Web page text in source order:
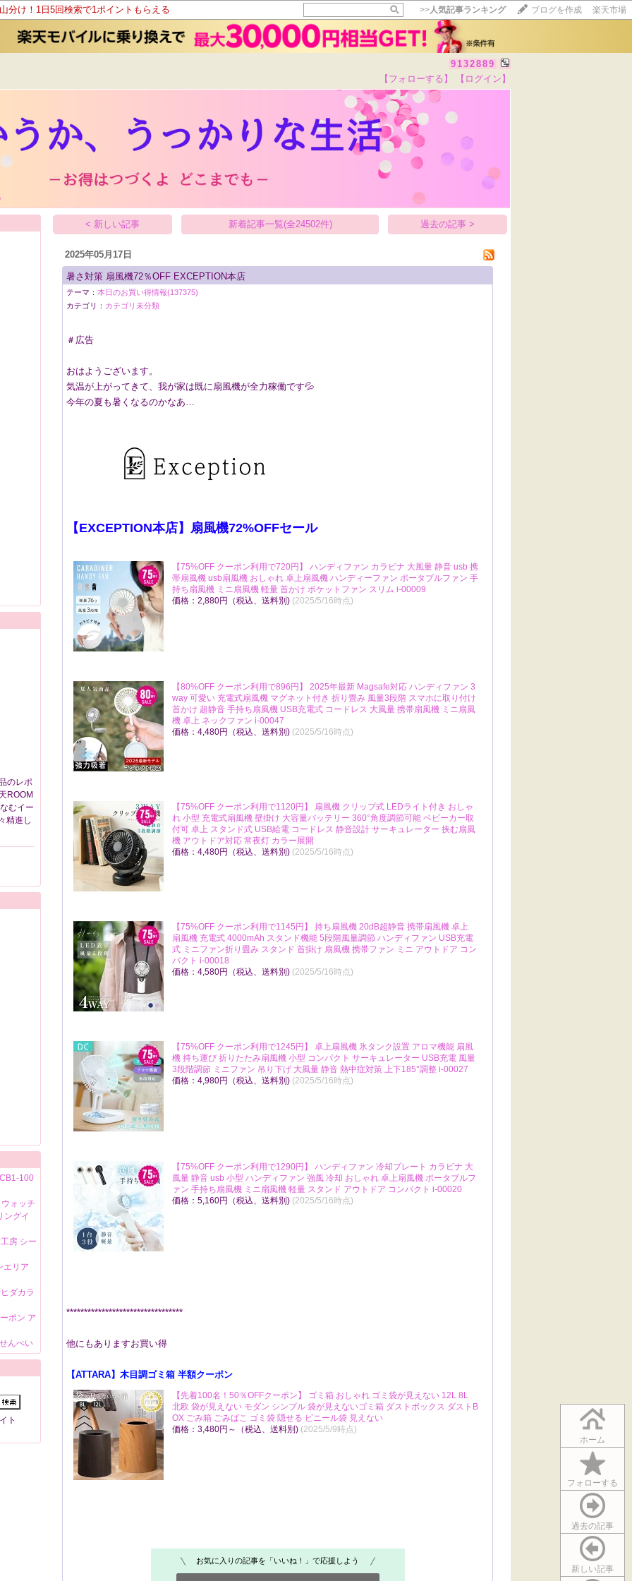
分け！1日5回検索で1ポイントもらえる >>人気記事ランキング ブログを作成 楽天市場
9132889
【フォローする】 【ログイン】
ホーム
フォローする
過去の記事
新しい記事
のレポ
ROOM
むイー
精進し
100
ォッチ
ングイ
房 シー
エリア
ダカラ
ポン ア
んべい
ト
< 新しい記事 新着記事一覧(全24502件) 過去の記事 >
2025年05月17日
暑さ対策 扇風機72％OFF EXCEPTION本店
テーマ：本日のお買い得情報(137375)
カテゴリ： カテゴリ未分類
＃広告
おはようございます。
気温が上がってきて、我が家は既に扇風機が全力稼働です💦
今年の夏も暑くなるのかなあ…
【EXCEPTION本店】扇風機72%OFFセール
【75%OFF クーポン利用で720円】 ハンディファン カラビナ 大風量 静音 usb 携
帯扇風機 usb扇風機 おしゃれ 卓上扇風機 ハンディーファン ポータブルファン 手
持ち扇風機 ミニ扇風機 軽量 首かけ ポケットファン スリム i-00009
価格：2,880円（税込、送料別) (2025/5/16時点)
【80%OFF クーポン利用で896円】 2025年最新 Magsafe対応 ハンディファン 3
way 可愛い 充電式扇風機 マグネット付き 折り畳み 風量3段階 スマホに取り付け
首かけ 超静音 手持ち扇風機 USB充電式 コードレス 大風量 携帯扇風機 ミニ扇風
機 卓上 ネックファン i-00047
価格：4,480円（税込、送料別) (2025/5/16時点)
【75%OFF クーポン利用で1120円】 扇風機 クリップ式 LEDライト付き おしゃ
れ 小型 充電式扇風機 壁掛け 大容量バッテリー 360°角度調節可能 ベビーカー取
付可 卓上 スタンド式 USB給電 コードレス 静音設計 サーキュレーター 挟む扇風
機 アウトドア対応 常夜灯 カラー展開
価格：4,480円（税込、送料別) (2025/5/16時点)
【75%OFF クーポン利用で1145円】 持ち扇風機 20dB超静音 携帯扇風機 卓上
扇風機 充電式 4000mAh スタンド機能 5段階風量調節 ハンディファン USB充電
式 ミニファン折り畳み スタンド 首掛け 扇風機 携帯ファン ミニ アウトドア コン
パクト i-00018
価格：4,580円（税込、送料別) (2025/5/16時点)
【75%OFF クーポン利用で1245円】 卓上扇風機 氷タンク設置 アロマ機能 扇風
機 持ち運び 折りたたみ扇風機 小型 コンパクト サーキュレーター USB充電 風量
3段階調節 ミニファン 吊り下げ 大風量 静音 熱中症対策 上下185°調整 i-00027
価格：4,980円（税込、送料別) (2025/5/16時点)
【75%OFF クーポン利用で1290円】 ハンディファン 冷却プレート カラビナ 大
風量 静音 usb 小型 ハンディファン 強風 冷却 おしゃれ 卓上扇風機 ポータブルフ
ァン 手持ち扇風機 ミニ扇風機 軽量 スタンド アウトドア コンパクト i-00020
価格：5,160円（税込、送料別) (2025/5/16時点)
*********************************
他にもありますお買い得
【ATTARA】木目調ゴミ箱 半額クーポン
【先着100名！50％OFFクーポン】 ゴミ箱 おしゃれ ゴミ袋が見えない 12L 8L
北欧 袋が見えない モダン シンプル 袋が見えないゴミ箱 ダストボックス ダストB
OX ごみ箱 ごみばこ ゴミ袋 隠せる ビニール袋 見えない
価格：3,480円～（税込、送料別) (2025/5/9時点)
お気に入りの記事を「いいね！」で応援しよう